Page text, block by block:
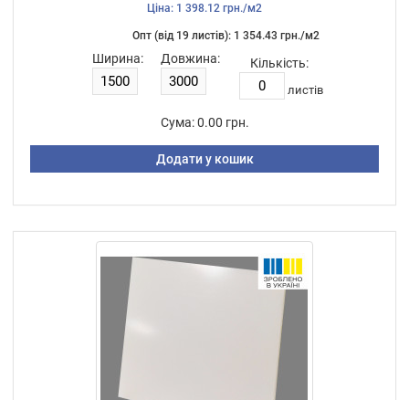
Ціна: 1 398.12 грн./м2
Опт (від 19 листiв): 1 354.43 грн./м2
Ширина: Довжина: Кількість:
листiв
Сума: 0.00 грн.
Додати у кошик